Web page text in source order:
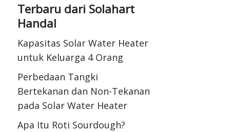
Terbaru dari Solahart
Handal
Kapasitas Solar Water Heater
untuk Keluarga 4 Orang
Perbedaan Tangki
Bertekanan dan Non-Tekanan
pada Solar Water Heater
Apa Itu Roti Sourdough?